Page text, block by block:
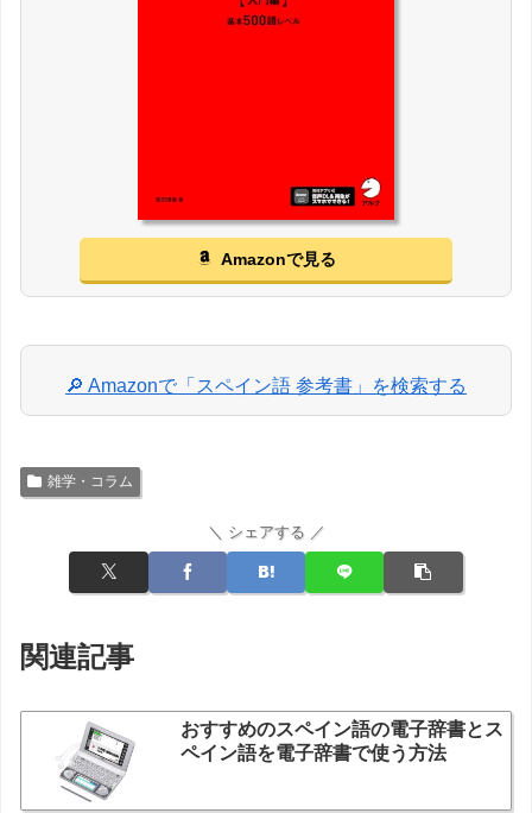
Amazonで見る
🔎 Amazonで「スペイン語 参考書」を検索する
雑学・コラム
＼ シェアする ／
関連記事
おすすめのスペイン語の電子辞書とス
ペイン語を電子辞書で使う方法